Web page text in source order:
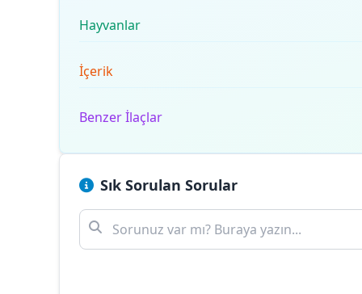
Hayvanlar
İçerik
Benzer İlaçlar
Sık Sorulan Sorular